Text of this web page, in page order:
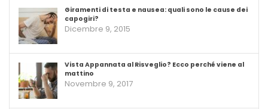
Giramenti di testa e nausea: quali sono le cause dei
capogiri?
Dicembre 9, 2015
Vista Appannata al Risveglio? Ecco perché viene al
mattino
Novembre 9, 2017